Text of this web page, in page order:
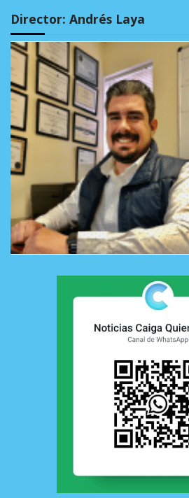
Director: Andrés Laya